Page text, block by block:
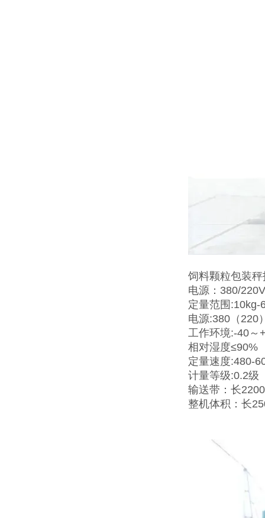
饲料颗粒包装
电源：380/
定量范围:10kg-
电源:380（220
工作环境:-40
相对湿度≤90%
定量速度:480-
计量等级:0.2级
输送带：长
整机体积：长